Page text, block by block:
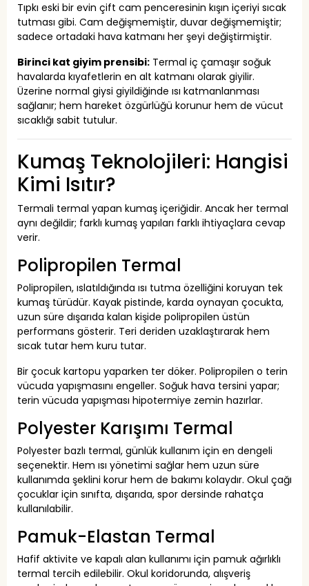
Tıpkı eski bir evin çift cam penceresinin kışın içeriyi sıcak
tutması gibi. Cam değişmemiştir, duvar değişmemiştir;
sadece ortadaki hava katmanı her şeyi değiştirmiştir.
Birinci kat giyim prensibi: Termal iç çamaşır soğuk
havalarda kıyafetlerin en alt katmanı olarak giyilir.
Üzerine normal giysi giyildiğinde ısı katmanlanması
sağlanır; hem hareket özgürlüğü korunur hem de vücut
sıcaklığı sabit tutulur.
Kumaş Teknolojileri: Hangisi
Kimi Isıtır?
Termali termal yapan kumaş içeriğidir. Ancak her termal
aynı değildir; farklı kumaş yapıları farklı ihtiyaçlara cevap
verir.
Polipropilen Termal
Polipropilen, ıslatıldığında ısı tutma özelliğini koruyan tek
kumaş türüdür. Kayak pistinde, karda oynayan çocukta,
uzun süre dışarıda kalan kişide polipropilen üstün
performans gösterir. Teri deriden uzaklaştırarak hem
sıcak tutar hem kuru tutar.
Bir çocuk kartopu yaparken ter döker. Polipropilen o terin
vücuda yapışmasını engeller. Soğuk hava tersini yapar;
terin vücuda yapışması hipotermiye zemin hazırlar.
Polyester Karışımı Termal
Polyester bazlı termal, günlük kullanım için en dengeli
seçenektir. Hem ısı yönetimi sağlar hem uzun süre
kullanımda şeklini korur hem de bakımı kolaydır. Okul çağı
çocuklar için sınıfta, dışarıda, spor dersinde rahatça
kullanılabilir.
Pamuk-Elastan Termal
Hafif aktivite ve kapalı alan kullanımı için pamuk ağırlıklı
termal tercih edilebilir. Okul koridorunda, alışveriş